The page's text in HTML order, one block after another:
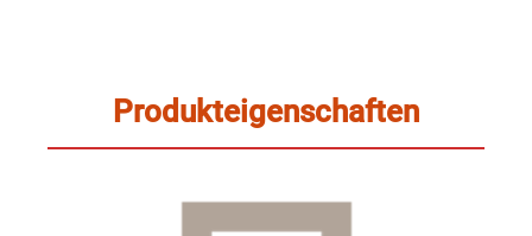
Produkteigenschaften